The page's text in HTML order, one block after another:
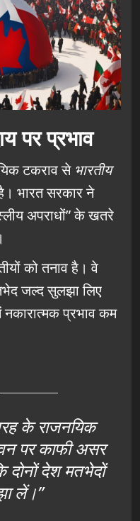
पर प्रभाव
टकराव से भारतीय
भारत सरकार ने
अपराधों” के खतरे
को तनाव है। वे
जल्द सुलझा लिए
प्रभाव कम
के राजनयिक
पर काफी असर
दोनों देश मतभेदों
लें।”